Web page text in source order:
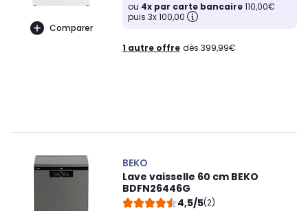
Comparer
ou 4x par carte bancaire110,00€
puis 3x 100,00
1 autre offre dès 399,99€
BEKO
Lave vaisselle 60 cm BEKO
BDFN26446G
4,5/5(2)